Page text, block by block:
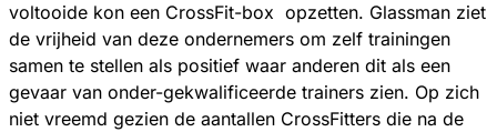
voltooide kon een CrossFit-box opzetten. Glassman ziet
de vrijheid van deze ondernemers om zelf trainingen
samen te stellen als positief waar anderen dit als een
gevaar van onder-gekwalificeerde trainers zien. Op zich
niet vreemd gezien de aantallen CrossFitters die na de